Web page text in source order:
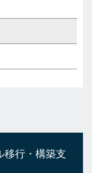
移行・構築支